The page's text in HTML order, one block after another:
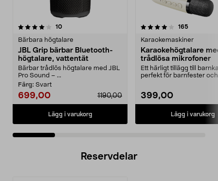
10recensioner
Bärbara högtalare
JBL Grip bärbar Bluetooth-
högtalare, vattentät
Bärbar trådlös högtalare med JBL
Pro Sound – ...
Färg: Svart
699,00 1190,00
Lägg i varukorg
4.0 av 5 stjärnor 165
Karaokemaskiner
Karaokehögtalare
trådlösa mikrofoner
Ett härligt tillägg till
perfekt för barnfester och
399,00
Lägg i varukorg
4.0 av 5 stjärnor
Reservdelar